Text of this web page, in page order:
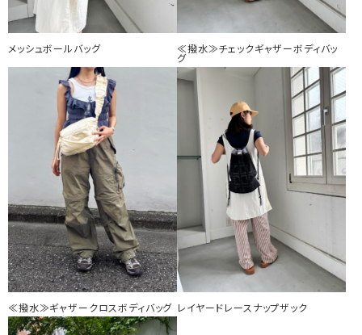
メッシュボールバッグ
≪撥水≫チェックギャザーボディバッ
グ
≪撥水≫ギャザークロスボディバッグ レイヤードレースナップザック